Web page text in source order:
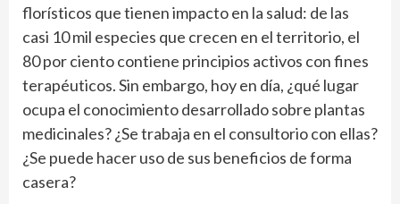
florísticos que tienen impacto en la salud: de las
casi 10 mil especies que crecen en el territorio, el
80 por ciento contiene principios activos con fines
terapéuticos. Sin embargo, hoy en día, ¿qué lugar
ocupa el conocimiento desarrollado sobre plantas
medicinales? ¿Se trabaja en el consultorio con ellas?
¿Se puede hacer uso de sus beneficios de forma
casera?